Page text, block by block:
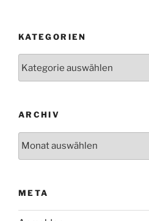
KATEGORIEN
ARCHIV
META